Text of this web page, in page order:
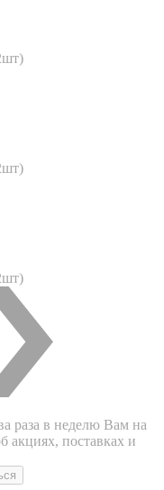
раза в неделю Вам на
акциях, поставках и